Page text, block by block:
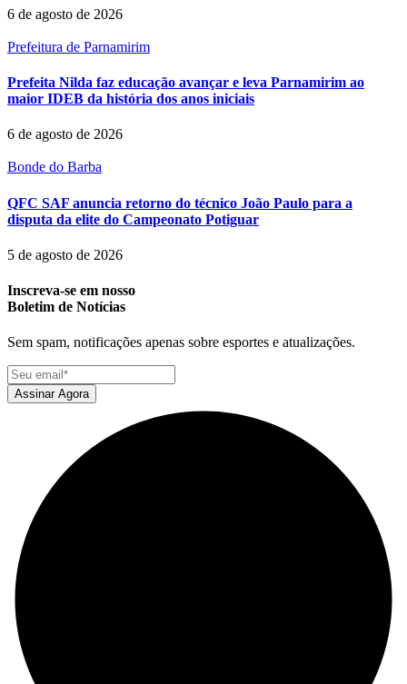
6 de agosto de 2026
Prefeitura de Parnamirim
Prefeita Nilda faz educação avançar e leva Parnamirim ao
maior IDEB da história dos anos iniciais
6 de agosto de 2026
Bonde do Barba
QFC SAF anuncia retorno do técnico João Paulo para a
disputa da elite do Campeonato Potiguar
5 de agosto de 2026
Inscreva-se em nosso
Boletim de Notícias
Sem spam, notificações apenas sobre esportes e atualizações.
Assinar Agora